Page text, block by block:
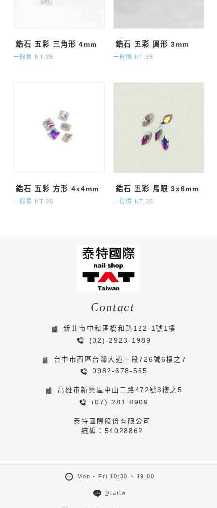
鋯石 五彩 三角形 4mm
一般價 NT.35
鋯石 五彩 圓形 3mm
一般價 NT.35
鋯石 五彩 方形 4x4mm
一般價 NT.35
鋯石 五彩 馬眼 3x6mm
一般價 NT.35
Contact
新北市中和區橋和路122-1號1樓
(02)-2923-1989
台中市西區台灣大道ㄧ段726號6樓之7
0982-678-565
高雄市新興區中山二路472號8樓之5
(07)-281-8909
泰特國際股份有限公司
統編：54028862
Mon - Fri 10:30 ~ 19:00
@tattw